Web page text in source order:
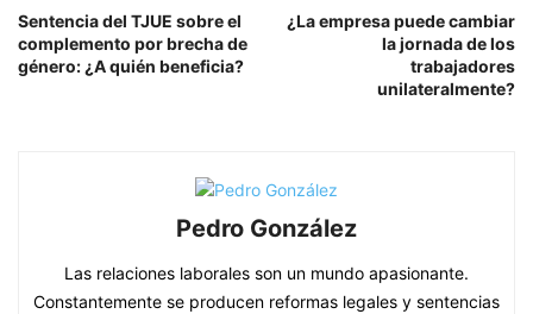
Sentencia del TJUE sobre el
complemento por brecha de
género: ¿A quién beneficia?
¿La empresa puede cambiar
la jornada de los
trabajadores
unilateralmente?
Pedro González
Las relaciones laborales son un mundo apasionante.
Constantemente se producen reformas legales y sentencias